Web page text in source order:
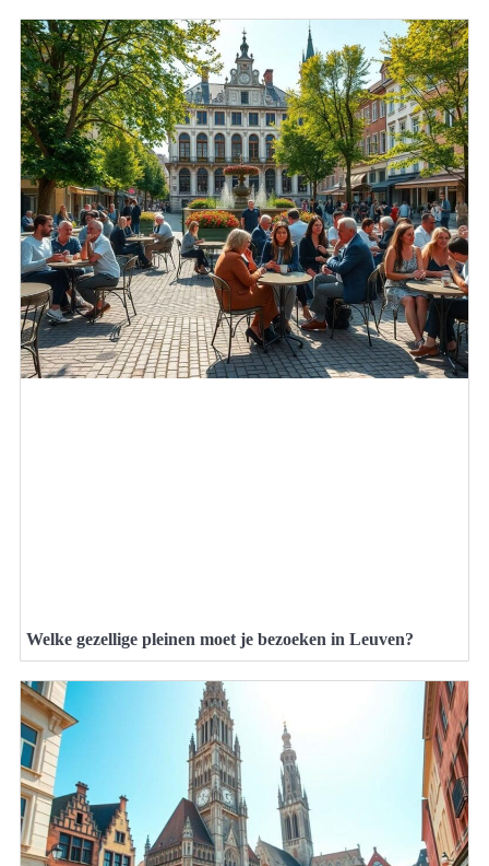
Welke gezellige pleinen moet je bezoeken in Leuven?